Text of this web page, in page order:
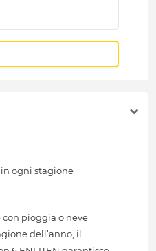
ogni stagione
con pioggia o neve
dell’anno, il